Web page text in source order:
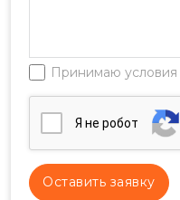
Принимаю условия
Я нe poбoт